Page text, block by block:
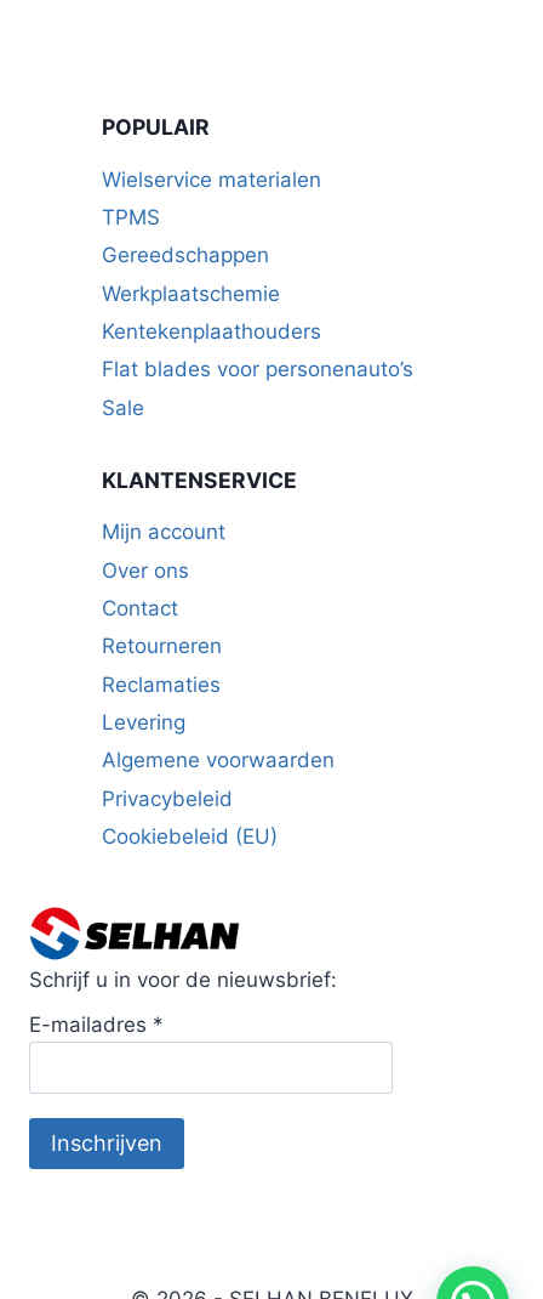
POPULAIR
Wielservice materialen
TPMS
Gereedschappen
Werkplaatschemie
Kentekenplaathouders
Flat blades voor personenauto’s
Sale
KLANTENSERVICE
Mijn account
Over ons
Contact
Retourneren
Reclamaties
Levering
Algemene voorwaarden
Privacybeleid
Cookiebeleid (EU)
Schrijf u in voor de nieuwsbrief:
E-mailadres *